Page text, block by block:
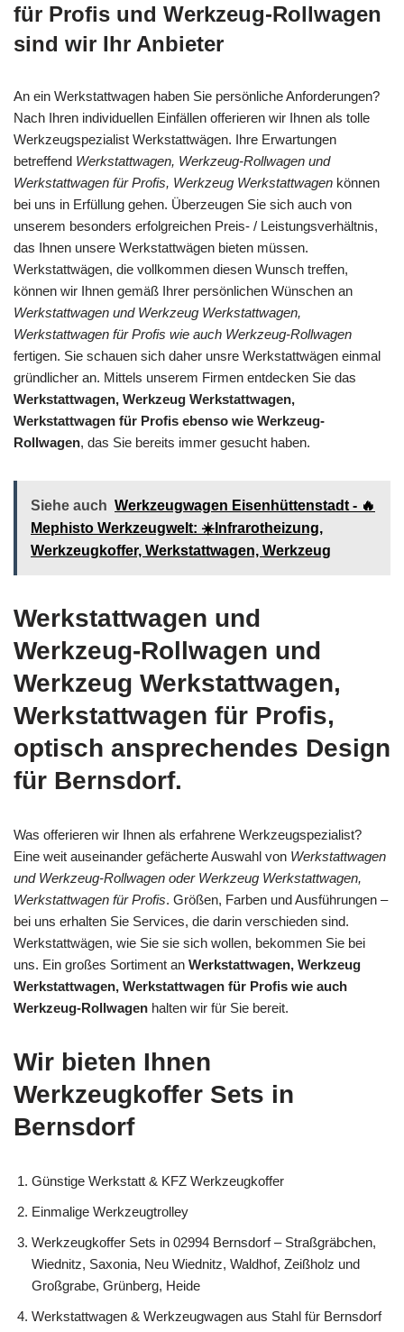
für Profis und Werkzeug-Rollwagen
sind wir Ihr Anbieter
An ein Werkstattwagen haben Sie persönliche Anforderungen?
Nach Ihren individuellen Einfällen offerieren wir Ihnen als tolle
Werkzeugspezialist Werkstattwägen. Ihre Erwartungen
betreffend Werkstattwagen, Werkzeug-Rollwagen und
Werkstattwagen für Profis, Werkzeug Werkstattwagen können
bei uns in Erfüllung gehen. Überzeugen Sie sich auch von
unserem besonders erfolgreichen Preis- / Leistungsverhältnis,
das Ihnen unsere Werkstattwägen bieten müssen.
Werkstattwägen, die vollkommen diesen Wunsch treffen,
können wir Ihnen gemäß Ihrer persönlichen Wünschen an
Werkstattwagen und Werkzeug Werkstattwagen,
Werkstattwagen für Profis wie auch Werkzeug-Rollwagen
fertigen. Sie schauen sich daher unsre Werkstattwägen einmal
gründlicher an. Mittels unserem Firmen entdecken Sie das
Werkstattwagen, Werkzeug Werkstattwagen,
Werkstattwagen für Profis ebenso wie Werkzeug-
Rollwagen, das Sie bereits immer gesucht haben.
Siehe auch Werkzeugwagen Eisenhüttenstadt - 🔥
Mephisto Werkzeugwelt: ☀️Infrarotheizung,
Werkzeugkoffer, Werkstattwagen, Werkzeug
Werkstattwagen und
Werkzeug-Rollwagen und
Werkzeug Werkstattwagen,
Werkstattwagen für Profis,
optisch ansprechendes Design
für Bernsdorf.
Was offerieren wir Ihnen als erfahrene Werkzeugspezialist?
Eine weit auseinander gefächerte Auswahl von Werkstattwagen
und Werkzeug-Rollwagen oder Werkzeug Werkstattwagen,
Werkstattwagen für Profis. Größen, Farben und Ausführungen –
bei uns erhalten Sie Services, die darin verschieden sind.
Werkstattwägen, wie Sie sie sich wollen, bekommen Sie bei
uns. Ein großes Sortiment an Werkstattwagen, Werkzeug
Werkstattwagen, Werkstattwagen für Profis wie auch
Werkzeug-Rollwagen halten wir für Sie bereit.
Wir bieten Ihnen
Werkzeugkoffer Sets in
Bernsdorf
Günstige Werkstatt & KFZ Werkzeugkoffer
Einmalige Werkzeugtrolley
Werkzeugkoffer Sets in 02994 Bernsdorf – Straßgräbchen,
Wiednitz, Saxonia, Neu Wiednitz, Waldhof, Zeißholz und
Großgrabe, Grünberg, Heide
Werkstattwagen & Werkzeugwagen aus Stahl für Bernsdorf